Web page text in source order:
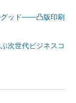
グッド――凸版印刷
次世代ビジネスコ